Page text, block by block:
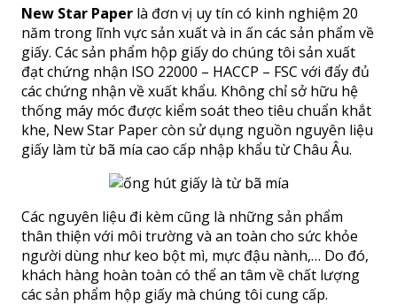
New Star Paper là đơn vị uy tín có kinh nghiệm 20
năm trong lĩnh vực sản xuất và in ấn các sản phẩm về
giấy. Các sản phẩm hộp giấy do chúng tôi sản xuất
đạt chứng nhận ISO 22000 – HACCP – FSC với đẩy đủ
các chứng nhận về xuất khẩu. Không chỉ sở hữu hệ
thống máy móc được kiểm soát theo tiêu chuẩn khắt
khe, New Star Paper còn sử dụng nguồn nguyên liệu
giấy làm từ bã mía cao cấp nhập khẩu từ Châu Âu.
Các nguyên liệu đi kèm cũng là những sản phẩm
thân thiện với môi trường và an toàn cho sức khỏe
người dùng như keo bột mì, mực đậu nành,… Do đó,
khách hàng hoàn toàn có thể an tâm về chất lượng
các sản phẩm hộp giấy mà chúng tôi cung cấp.